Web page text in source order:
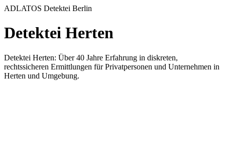
ADLATOS Detektei Berlin
Detektei Herten
Detektei Herten: Über 40 Jahre Erfahrung in diskreten,
rechtssicheren Ermittlungen für Privatpersonen und Unternehmen in
Herten und Umgebung.